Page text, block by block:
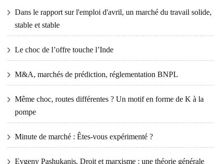
Dans le rapport sur l'emploi d'avril, un marché du travail solide,
stable et stable
Le choc de l’offre touche l’Inde
M&A, marchés de prédiction, réglementation BNPL
Même choc, routes différentes ? Un motif en forme de K à la
pompe
Minute de marché : Êtes-vous expérimenté ?
Evgeny Pashukanis, Droit et marxisme : une théorie générale